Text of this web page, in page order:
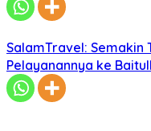
SalamTravel: Semakin
Pelayanannya ke